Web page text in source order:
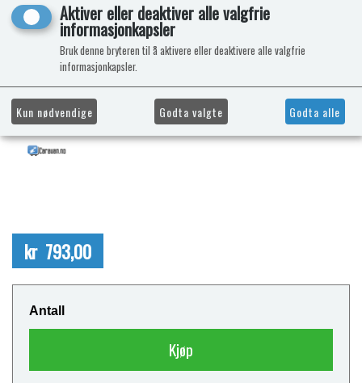
kr 793,00
Antall
Kjøp
Aktiver eller deaktiver alle valgfrie
informasjonkapsler
Bruk denne bryteren til å aktivere eller deaktivere alle valgfrie
informasjonkapsler.
Kun nødvendige Godta valgte Godta alle